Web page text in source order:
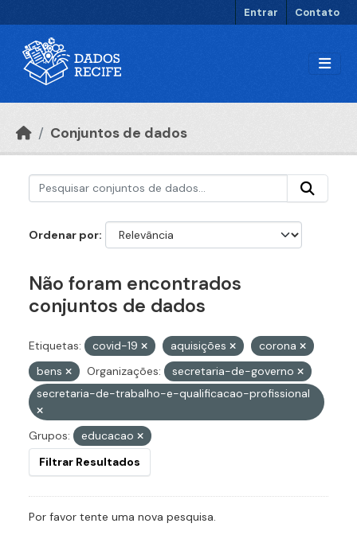
Entrar Contato
Conjuntos de dados
Ordenar por
Não foram encontrados
conjuntos de dados
Etiquetas: covid-19 aquisições
corona
bens
Organizações:
secretaria-de-governo
secretaria-de-trabalho-e-qualificacao-profissional
Grupos:
educacao
Filtrar Resultados
Por favor tente uma nova pesquisa.